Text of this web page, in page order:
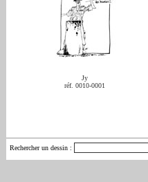
Jy
réf. 0010-0001
Rechercher un dessin :